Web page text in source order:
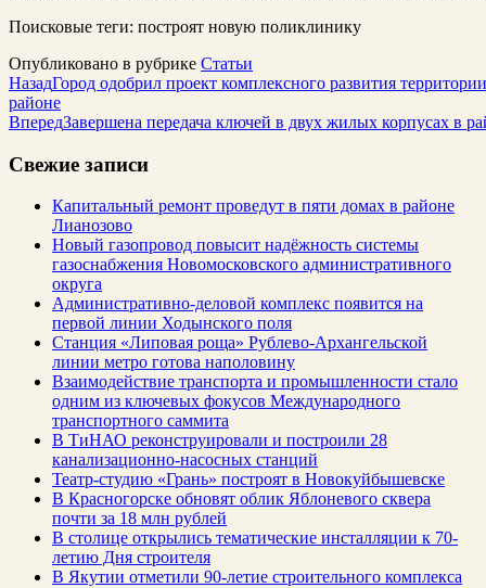
Поисковые теги: построят новую поликлинику
Опубликовано в рубрике Статьи
НазадГород одобрил проект комплексного развития
районе
ВпередЗавершена передача ключей в двух жилых корпусах в
Свежие записи
Капитальный ремонт проведут в пяти домах в районе
Лианозово
Новый газопровод повысит надёжность системы
газоснабжения Новомосковского административного
округа
Административно-деловой комплекс появится на
первой линии Ходынского поля
Станция «Липовая роща» Рублево-Архангельской
линии метро готова наполовину
Взаимодействие транспорта и промышленности стало
одним из ключевых фокусов Международного
транспортного саммита
В ТиНАО реконструировали и построили 28
канализационно-насосных станций
Театр-студию «Грань» построят в Новокуйбышевске
В Красногорске обновят облик Яблоневого сквера
почти за 18 млн рублей
В столице открылись тематические инсталляции к 70-
летию Дня строителя
В Якутии отметили 90-летие строительного комплекса